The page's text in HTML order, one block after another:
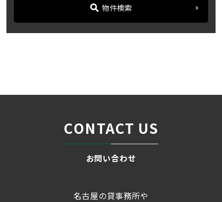
物件検索
CONTACT US
お問い合わせ
名古屋の貸事務所や